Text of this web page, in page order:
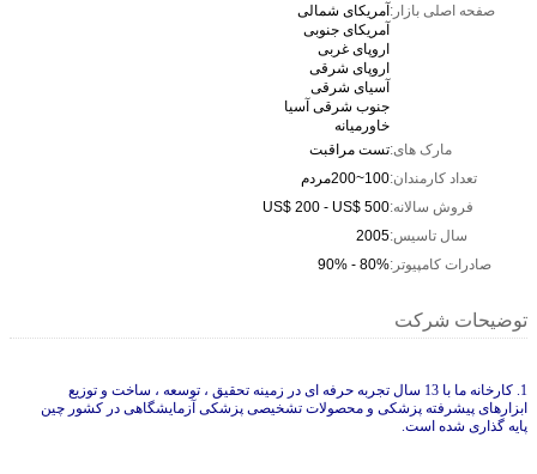
صفحه اصلی بازار:آمریکای شمالی
آمریکای جنوبی
اروپای غربی
اروپای شرقی
آسیای شرقی
جنوب شرقی آسیا
خاورمیانه
مارک های:تست مراقبت
تعداد کارمندان:100~200مردم
فروش سالانه:US$ 200 - US$ 500
سال تاسیس:2005
صادرات کامپیوتر:80% - 90%
توضیحات شرکت
1. کارخانه ما با 13 سال تجربه حرفه ای در زمینه تحقیق ، توسعه ، ساخت و توزیع
ابزارهای پیشرفته پزشکی و محصولات تشخیصی پزشکی آزمایشگاهی در کشور چین
پایه گذاری شده است.